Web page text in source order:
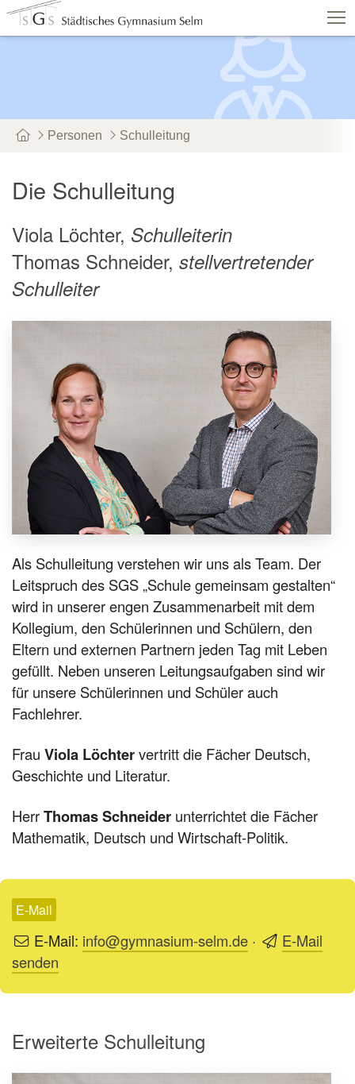
Termine
Personen
Service
Personen Schulleitung
Die Schulleitung
Viola Löchter, Schulleiterin
Thomas Schneider, stellvertretender
Schulleiter
Als Schulleitung verstehen wir uns als Team. Der
Leitspruch des SGS „Schule gemeinsam gestalten“
wird in unserer engen Zusammenarbeit mit dem
Kollegium, den Schülerinnen und Schülern, den
Eltern und externen Partnern jeden Tag mit Leben
gefüllt. Neben unseren Leitungsaufgaben sind wir
für unsere Schülerinnen und Schüler auch
Fachlehrer.
Frau Viola Löchtervertritt die Fächer Deutsch,
Geschichte und Literatur.
HerrThomas Schneider unterrichtet die Fächer
Mathematik, Deutsch und Wirtschaft-Politik.
E-Mail
E-Mail: info@gymnasium-selm.de ·
E-Mail
senden
Erweiterte Schulleitung